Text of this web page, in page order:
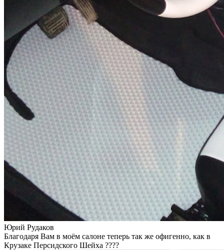
Юрий Рудаков
Благодаря Вам в моём салоне теперь так же офигенно, как в
Крузаке Персидского Шейха ????